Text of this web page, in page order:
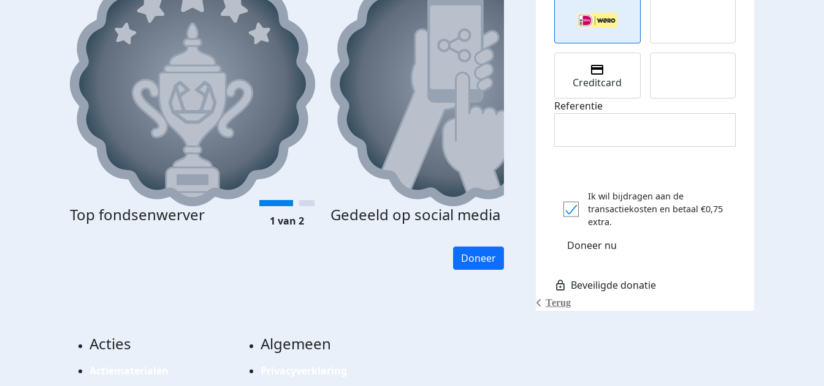
Top fondsenwerver Gedeeld op social media Donateurs bedankt
1 van 2
Doneer
Terug
Creditcard
Referentie
Ik wil bijdragen aan de
transactiekosten en betaal €0,75
extra.
Doneer nu
Acties Algemeen